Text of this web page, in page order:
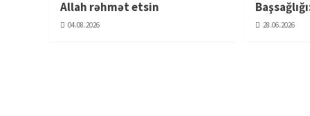
Allah rəhmət etsin
04.08.2026 28.06.2026